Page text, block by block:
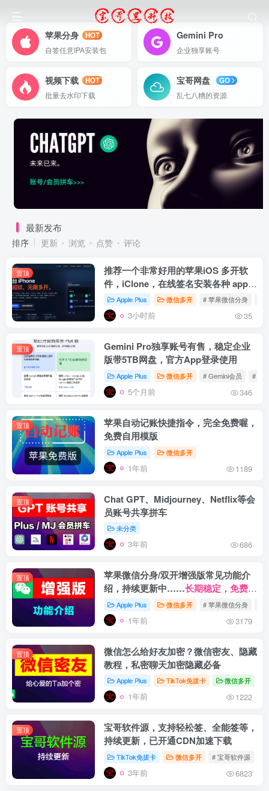
苹果分身
HOT
自签任意IPA安装包
Gemini Pro
企业独享账号
视频下载
HOT
批量去水印下载
宝哥网盘
GO
乱七八糟的资源
最新发布
排序 更新 浏览 点赞 评论
置顶
推荐一个非常好用的苹果iOS 多开软
件，iClone，在线签名安装各种 app
多开Apple Plus 微信多开 # 苹果微信分身
3小时前 35
置顶
Gemini Pro独享账号有售，稳定企业
版带5TB网盘，官方App登录使用
Apple Plus 微信多开 # Gemini会员 #
5个月前 346
置顶
苹果自动记账快捷指令，完全免费喔，
免费自用模版
Apple Plus 微信多开
1年前 1189
置顶
Chat GPT、Midjourney、Netflix等会
员账号共享拼车
未分类
3年前 686
置顶
苹果微信分身/双开增强版常见功能介
绍，持续更新中……长期稳定，免费更
新。Apple Plus 微信多开 # 苹果微信分身
1年前 3179
置顶
微信怎么给好友加密？微信密友、隐藏
教程，私密聊天加密隐藏必备
Apple Plus TikTok免拔卡 微信多开
1年前 1222
置顶
宝哥软件源，支持轻松签、全能签等，
持续更新，已开通CDN加速下载
TikTok免拔卡 微信多开 # 宝哥软件源
3年前 6823